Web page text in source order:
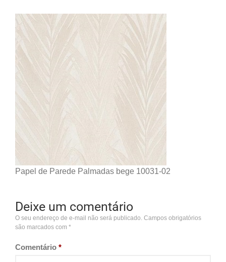
Papel de Parede Palmadas bege 10031-02
Deixe um comentário
O seu endereço de e-mail não será publicado. Campos obrigatórios
são marcados com *
Comentário *